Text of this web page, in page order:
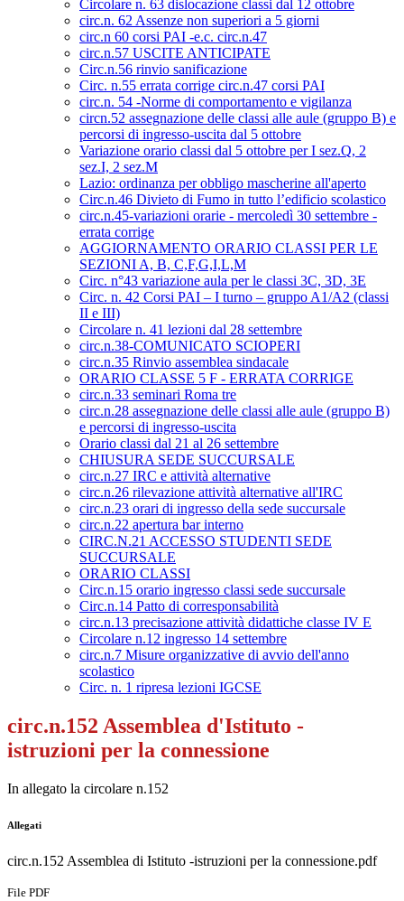
Circolare n. 63 dislocazione classi dal 12 ottobre
circ.n. 62 Assenze non superiori a 5 giorni
circ.n 60 corsi PAI -e.c. circ.n.47
circ.n.57 USCITE ANTICIPATE
Circ.n.56 rinvio sanificazione
Circ. n.55 errata corrige circ.n.47 corsi PAI
circ.n. 54 -Norme di comportamento e vigilanza
circn.52 assegnazione delle classi alle aule (gruppo B) e
percorsi di ingresso-uscita dal 5 ottobre
Variazione orario classi dal 5 ottobre per I sez.Q, 2
sez.I, 2 sez.M
Lazio: ordinanza per obbligo mascherine all'aperto
Circ.n.46 Divieto di Fumo in tutto l’edificio scolastico
circ.n.45-variazioni orarie - mercoledì 30 settembre -
errata corrige
AGGIORNAMENTO ORARIO CLASSI PER LE
SEZIONI A, B, C,F,G,I,L,M
Circ. n°43 variazione aula per le classi 3C, 3D, 3E
Circ. n. 42 Corsi PAI – I turno – gruppo A1/A2 (classi
II e III)
Circolare n. 41 lezioni dal 28 settembre
circ.n.38-COMUNICATO SCIOPERI
circ.n.35 Rinvio assemblea sindacale
ORARIO CLASSE 5 F - ERRATA CORRIGE
circ.n.33 seminari Roma tre
circ.n.28 assegnazione delle classi alle aule (gruppo B)
e percorsi di ingresso-uscita
Orario classi dal 21 al 26 settembre
CHIUSURA SEDE SUCCURSALE
circ.n.27 IRC e attività alternative
circ.n.26 rilevazione attività alternative all'IRC
circ.n.23 orari di ingresso della sede succursale
circ.n.22 apertura bar interno
CIRC.N.21 ACCESSO STUDENTI SEDE
SUCCURSALE
ORARIO CLASSI
Circ.n.15 orario ingresso classi sede succursale
Circ.n.14 Patto di corresponsabilità
circ.n.13 precisazione attività didattiche classe IV E
Circolare n.12 ingresso 14 settembre
circ.n.7 Misure organizzative di avvio dell'anno
scolastico
Circ. n. 1 ripresa lezioni IGCSE
circ.n.152 Assemblea d'Istituto -
istruzioni per la connessione
In allegato la circolare n.152
Allegati
circ.n.152 Assemblea di Istituto -istruzioni per la connessione.pdf
File PDF